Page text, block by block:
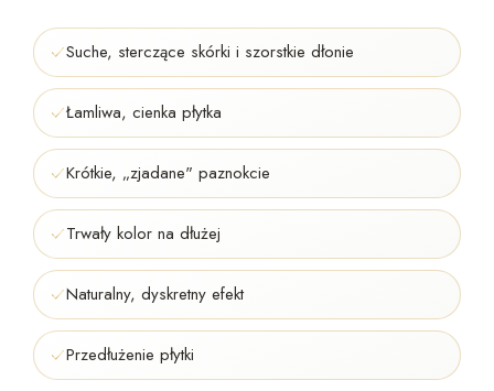
Suche, sterczące skórki i szorstkie dłonie
Łamliwa, cienka płytka
Krótkie, „zjadane" paznokcie
Trwały kolor na dłużej
Naturalny, dyskretny efekt
Przedłużenie płytki